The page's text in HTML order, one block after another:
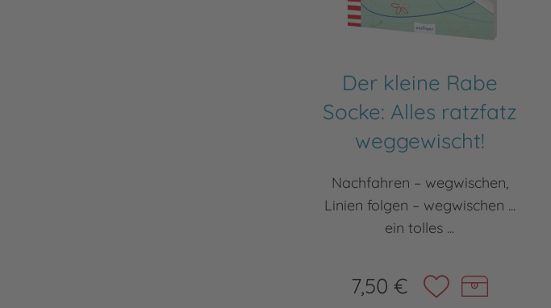
Der kleine Rabe
Socke: Alles ratzfatz
weggewischt!
Nachfahren – wegwischen,
Linien folgen – wegwischen ...
ein tolles ...
7,50 €